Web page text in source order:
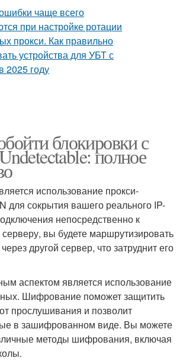
блокировки с
полное
использование прокси-
для сокрытия вашего реального IP-
непосредственно к
вы будете маршрутизировать
другой сервер, что затруднит его
аспектом является использование
Шифрование поможет защитить
прослушивания и позволит
в зашифрованном виде. Вы можете
методы шифрования, включая